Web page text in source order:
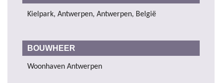
Kielpark, Antwerpen, Antwerpen, België
BOUWHEER
Woonhaven Antwerpen